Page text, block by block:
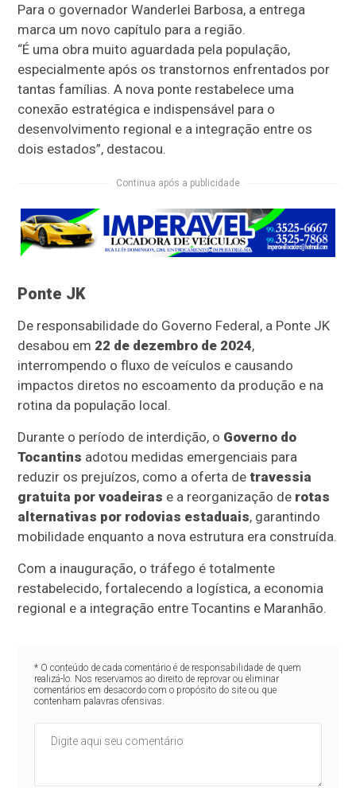
Para o governador Wanderlei Barbosa, a entrega
marca um novo capítulo para a região.
“É uma obra muito aguardada pela população,
especialmente após os transtornos enfrentados por
tantas famílias. A nova ponte restabelece uma
conexão estratégica e indispensável para o
desenvolvimento regional e a integração entre os
dois estados”, destacou.
Continua após a publicidade
Ponte JK
De responsabilidade do Governo Federal, a Ponte JK
desabou em 22 de dezembro de 2024,
interrompendo o fluxo de veículos e causando
impactos diretos no escoamento da produção e na
rotina da população local.
Durante o período de interdição, o Governo do
Tocantins adotou medidas emergenciais para
reduzir os prejuízos, como a oferta detravessia
gratuita por voadeiras e a reorganização de rotas
alternativas por rodovias estaduais, garantindo
mobilidade enquanto a nova estrutura era construída.
Com a inauguração, o tráfego é totalmente
restabelecido, fortalecendo a logística, a economia
regional e a integração entre Tocantins e Maranhão.
* O conteúdo de cada comentário é de responsabilidade de quem
realizá-lo. Nos reservamos ao direito de reprovar ou eliminar
comentários em desacordo com o propósito do site ou que
contenham palavras ofensivas.